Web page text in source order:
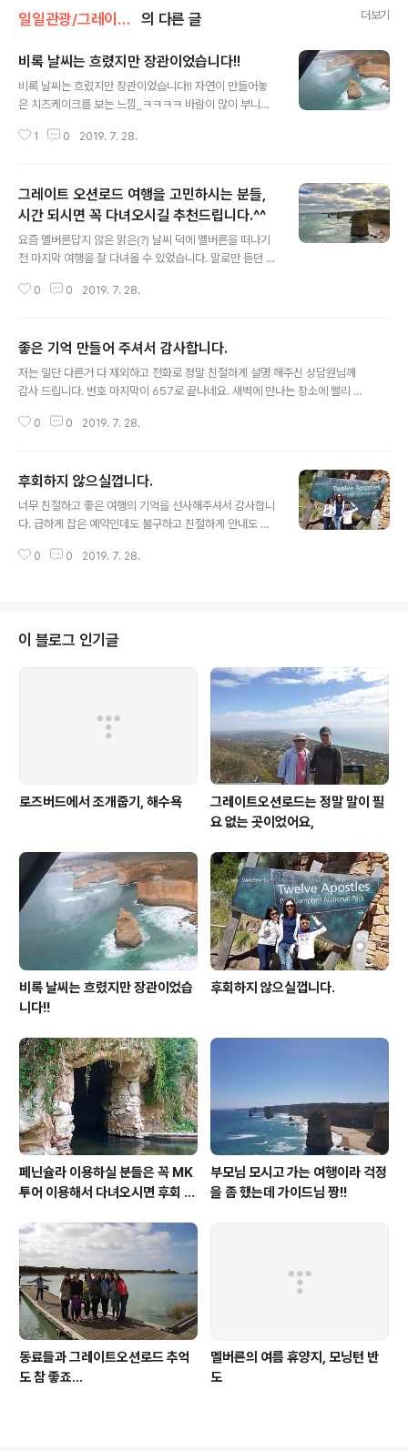
일일관광/그레이트오션로드 의 다른 글 더보기
비록 날씨는 흐렸지만 장관이었습니다!!
비록 날씨는 흐렸지만 장관이었습니다!! 자연이 만들어놓
은 치즈케이크를 보는 느낌,,ㅋㅋㅋㅋ 바람이 많이 부니까
지만 중간 중간에 적절하게 쉬게 해 주셨고, 가이드님께서
면서 찍은거랍니다! 헬기투어도 생각보다 짧게 끝났지만
한번쯤 경험해보면 좋을 것 같아요ㅎㅎ 전혀 무섭지 않았
습니당! 출처: https://www.zoomzoomtour.com/tou
r/246
1 0 2019. 7. 28.
그레이트 오션로드 여행을 고민하시는 분들,
시간 되시면 꼭 다녀오시길 추천드립니다.^^
요즘 멜버른답지 않은 맑은(?) 날씨 덕에 멜버른을 떠나기
전 마지막 여행을 잘 다녀올 수 있었습니다. 말로만 듣던 그
가 넘는 해안 도로를 따라 펼쳐지는 자연 경관과 파도의 침
분에 몰랐던 사실들로 많이 알아가고, 편안하게 여행 다녀
올 수도 있었습니다. 제가 투어에 갔을때는 저랑 제 친구말
고도, 3명의 외국인이 같이 갔었는데, 가이드분께서 영어
불편한 점은 없었습니다. 외국인 여행자들이랑도 얘기하고
0 0 2019. 7. 28.
좋은 기억 만들어 주셔서 감사합니다.
저는 일단 다른거 다 제외하고 전화로 정말 친절하게 설명 해주신 상담원님께
감사 드립니다. 번호 마지막이 657로 끝나네요. 새벽에 만나는 장소에 빨리 도
가이드님도 너무 친절 하셨고 운전일 너무 잘 해주셔서 멀미 없이 갔다 온거 같
다. 참고로 그레이트 오션 로드 다 보시려면 2틀정도는 있어야 해요 . 좋은 기억
만들어 주셔서 감사합니다. 출처: https://www.zoomzoomtour.com/tou
r/246
0 0 2019. 7. 28.
후회하지 않으실껍니다.
너무 친절하고 좋은 여행의 기억을 선사해주셔서 감사합니
다. 급하게 잡은 예약인데도 불구하고 친절하게 안내도 해
어요. 왜 죽기전에 가봐야하는곳인지 알게 되었습니다^^
0 0 2019. 7. 28.
이 블로그 인기글
로즈버드에서 조개줍기, 해수욕
그레이트오션로드는 정말 말이 필
요 없는 곳이었어요,
비록 날씨는 흐렸지만 장관이었습
니다!!
후회하지 않으실껍니다.
페닌슐라 이용하실 분들은 꼭 MK
투어 이용해서 다녀오시면 후회 없
부모님 모시고 가는 여행이라 걱정
을 좀 했는데 가이드님 짱!!
동료들과 그레이트오션로드 추억
도 참 좋죠...
멜버른의 여름 휴양지, 모닝턴 반
도